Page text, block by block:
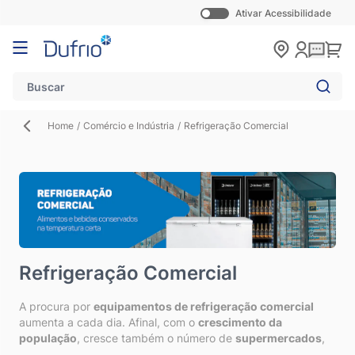
Ativar Acessibilidade
Pular para o conteúdo
Home / Comércio e Indústria / Refrigeração Comercial
Refrigeração Comercial
A procura por equipamentos de refrigeração comercial
aumenta a cada dia. Afinal, com o crescimento da
população, cresce também o número de supermercados,